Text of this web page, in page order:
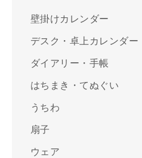
壁掛けカレンダー
デスク・卓上カレンダー
ダイアリー・手帳
はちまき・てぬぐい
うちわ
扇子
ウェア